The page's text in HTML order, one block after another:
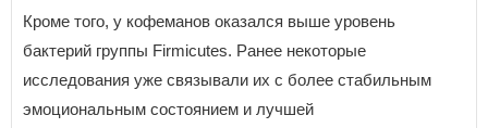
Кроме того, у кофеманов оказался выше уровень
бактерий группы Firmicutes. Ранее некоторые
исследования уже связывали их с более стабильным
эмоциональным состоянием и лучшей